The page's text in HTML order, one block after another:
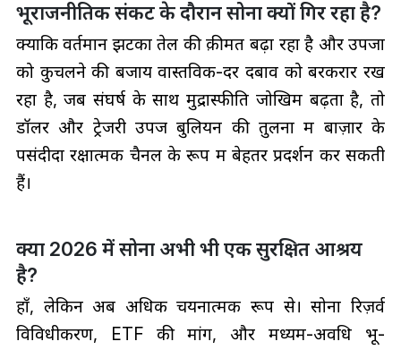
भूराजनीतिक संकट के दौरान सोना क्यों गिर रहा है?
क्योंकि वर्तमान झटका तेल की क़ीमत बढ़ा रहा है और उपजों
को कुचलने की बजाय वास्तविक-दर दबाव को बरकरार रख
रहा है, जब संघर्ष के साथ मुद्रास्फीति जोखिम बढ़ता है, तो
डॉलर और ट्रेजरी उपजें बुलियन की तुलना में बाज़ार के
पसंदीदा रक्षात्मक चैनल के रूप में बेहतर प्रदर्शन कर सकती
हैं।
क्या 2026 में सोना अभी भी एक सुरक्षित आश्रय
है?
हाँ, लेकिन अब अधिक चयनात्मक रूप से। सोना रिज़र्व
विविधीकरण, ETF की मांग, और मध्यम-अवधि भू-